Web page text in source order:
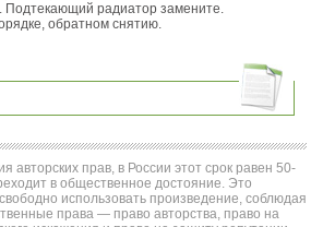
Подтекающий радиатор замените.
обратном снятию.
авторских прав, в России этот срок равен 50-
в общественное достояние. Это
использовать произведение, соблюдая
права — право авторства, право на